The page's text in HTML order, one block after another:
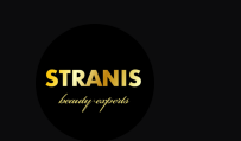
περιεχόμενο